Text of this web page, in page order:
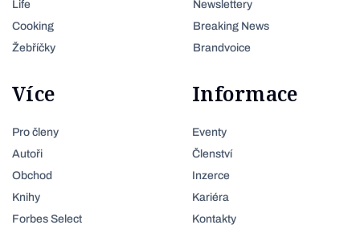
Life
Cooking
Žebříčky
Newslettery
Breaking News
Brandvoice
Více
Pro členy
Autoři
Obchod
Knihy
Forbes Select
Informace
Eventy
Členství
Inzerce
Kariéra
Kontakty